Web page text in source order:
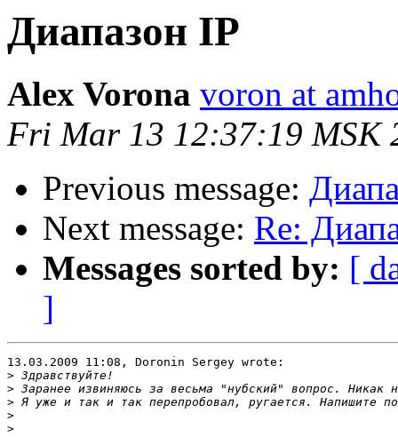
Диапазон IP
Alex Vorona voron at
Fri Mar 13 12:37:19 MSK
Previous message:
Next message: Re:
Messages sorted by: [
]
13.03.2009 11:08, Doronin Sergey wrote:
>
>
>
>
>